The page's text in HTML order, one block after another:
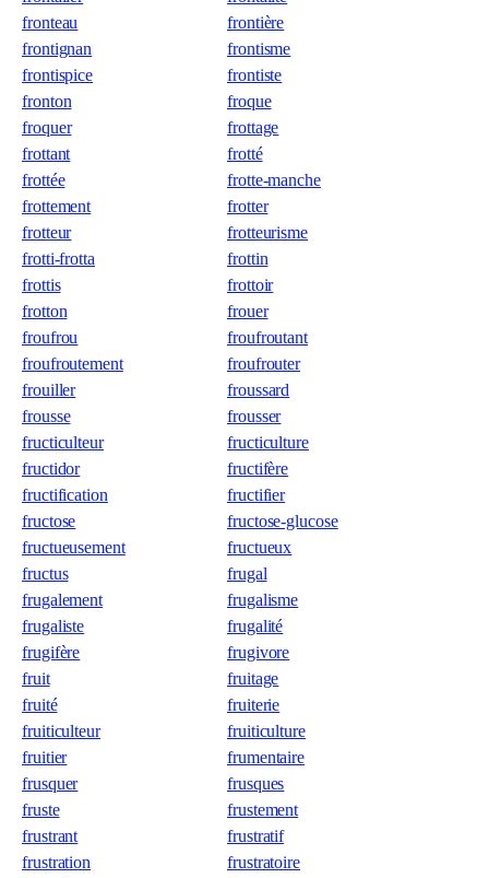
fronteau
frontière
frontignan
frontisme
frontispice
frontiste
fronton
froque
froquer
frottage
frottant
frotté
frottée
frotte-manche
frottement
frotter
frotteur
frotteurisme
frotti-frotta
frottin
frottis
frottoir
frotton
frouer
froufrou
froufroutant
froufroutement
froufrouter
frouiller
froussard
frousse
frousser
fructiculteur
fructiculture
fructidor
fructifère
fructification
fructifier
fructose
fructose-glucose
fructueusement
fructueux
fructus
frugal
frugalement
frugalisme
frugaliste
frugalité
frugifère
frugivore
fruit
fruitage
fruité
fruiterie
fruiticulteur
fruiticulture
fruitier
frumentaire
frusquer
frusques
fruste
frustement
frustrant
frustratif
frustration
frustratoire